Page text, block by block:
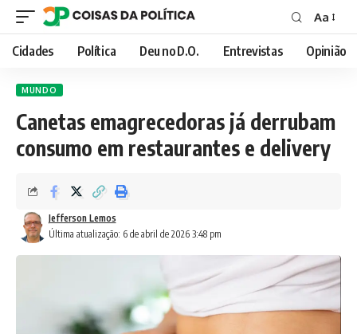
Font
Resizer
Aa
Cidades Política Deu no D.O. Entrevistas Opinião
MUNDO
Canetas emagrecedoras já derrubam
consumo em restaurantes e delivery
Última atualização: 6 de abril de 2026 3:48 pm
Jefferson Lemos